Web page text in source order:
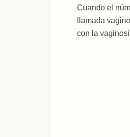
Cuando el
llamada
con la